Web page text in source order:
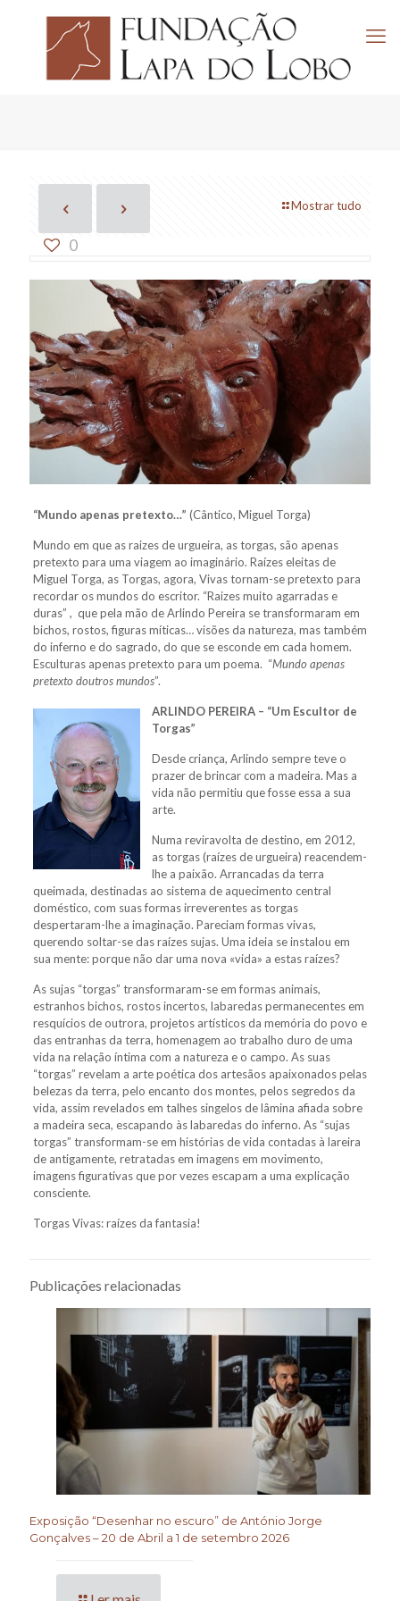
Mostrar tudo
0
“Mundo apenas pretexto…” (Cântico, Miguel Torga)
Mundo em que as raizes de urgueira, as torgas, são apenas
pretexto para uma viagem ao imaginário. Raízes eleitas de
Miguel Torga, as Torgas, agora, Vivas tornam-se pretexto para
recordar os mundos do escritor. “Raizes muito agarradas e
duras” , que pela mão de Arlindo Pereira se transformaram em
bichos, rostos, figuras míticas… visões da natureza, mas também
do inferno e do sagrado, do que se esconde em cada homem.
Esculturas apenas pretexto para um poema. “Mundo apenas
pretexto doutros mundos”.
ARLINDO PEREIRA – “Um Escultor de
Torgas”
Desde criança, Arlindo sempre teve o
prazer de brincar com a madeira. Mas a
vida não permitiu que fosse essa a sua
arte.
Numa reviravolta de destino, em 2012,
as torgas (raízes de urgueira) reacendem-
lhe a paixão. Arrancadas da terra
queimada, destinadas ao sistema de aquecimento central
doméstico, com suas formas irreverentes as torgas
despertaram-lhe a imaginação. Pareciam formas vivas,
querendo soltar-se das raízes sujas. Uma ideia se instalou em
sua mente: porque não dar uma nova «vida» a estas raízes?
As sujas “torgas” transformaram-se em formas animais,
estranhos bichos, rostos incertos, labaredas permanecentes em
resquícios de outrora, projetos artísticos da memória do povo e
das entranhas da terra, homenagem ao trabalho duro de uma
vida na relação íntima com a natureza e o campo. As suas
“torgas” revelam a arte poética dos artesãos apaixonados pelas
belezas da terra, pelo encanto dos montes, pelos segredos da
vida, assim revelados em talhes singelos de lâmina afiada sobre
a madeira seca, escapando às labaredas do inferno. As “sujas
torgas” transformam-se em histórias de vida contadas à lareira
de antigamente, retratadas em imagens em movimento,
imagens figurativas que por vezes escapam a uma explicação
consciente.
Torgas Vivas: raízes da fantasia!
Publicações relacionadas
Exposição “Desenhar no escuro” de António Jorge
Gonçalves – 20 de Abril a 1 de setembro 2026